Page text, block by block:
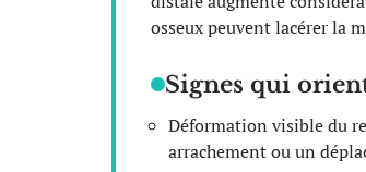
osseux peuvent lacérer la
Signes qui
Déformation visible du
arrachement ou un